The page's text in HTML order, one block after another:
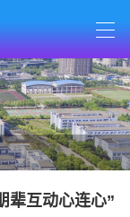
辈互动心连心”